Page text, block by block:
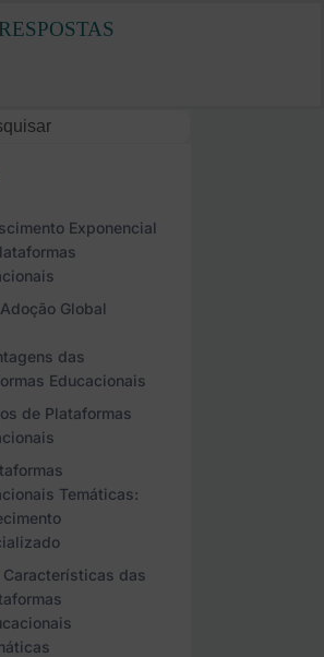
Exponencial
Adoção Global
das
Educacionais
de Plataformas
Temáticas:
Características das